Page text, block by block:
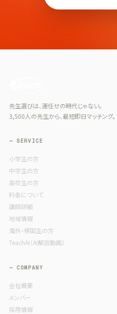
先生選びは、運任せの時代じゃない。
3,500人の先生から、最短即日マッチング。
— SERVICE
小学生の方
中学生の方
高校生の方
料金について
講師詳細
地域情報
海外・帰国生の方
TeachAI（AI解説動画）
— COMPANY
会社概要
メンバー
採用情報